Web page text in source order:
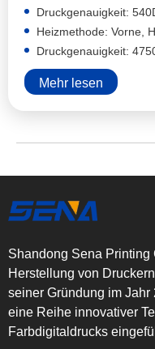
Druckgenauigkeit:
Heizmethode: Vorne,
Druckgenauigkeit:
Mehr lesen
Shandong Sena Printing
Herstellung von
seiner Gründung im
eine Reihe innovativer
Farbdigitaldrucks